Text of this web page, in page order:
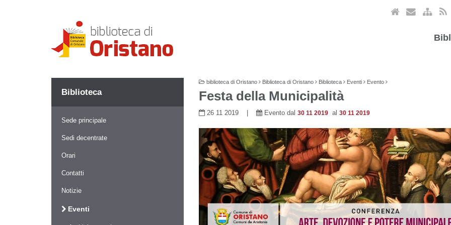
Biblioteca
Sede principale
Sedi decentrate
Orari
Contatti
Notizie
Eventi
biblioteca di Oristano Biblioteca di Oristano Biblioteca Eventi Evento
Festa della Municipalità
26 11 2019 | Evento dal 30 11 2019al 30 11 2019